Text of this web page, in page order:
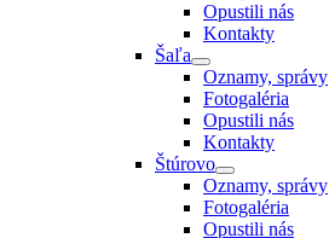
Opustili nás
Kontakty
Šaľa
Oznamy, správy
Fotogaléria
Opustili nás
Kontakty
Štúrovo
Oznamy, správy
Fotogaléria
Opustili nás